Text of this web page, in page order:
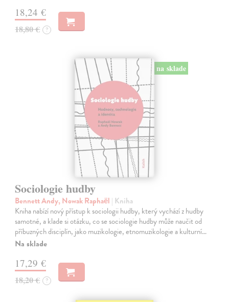
18,24 €
18,80 € ?
na sklade
Sociologie hudby
Bennett Andy, Nowak Raphaël | Kniha
Kniha nabízí nový přístup k sociologii hudby, který vychází z hudby
samotné, a klade si otázku, co se sociologie hudby může naučit od
příbuzných disciplín, jako muzikologie, etnomuzikologie a kulturní…
Na sklade
17,29 €
18,20 € ?